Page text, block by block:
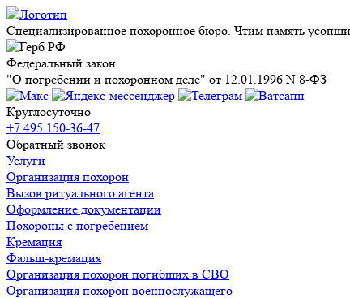
Специализированное похоронное бюро. Чтим память
Федеральный закон
"О погребении и похоронном деле" от 12.01.1996 N 8-ФЗ
Круглосуточно
+7 495 150-36-47
Обратный звонок
Услуги
Организация похорон
Вызов ритуального агента
Оформление документации
Похороны с погребением
Кремация
Фальш-кремация
Организация похорон погибших в СВО
Организация похорон военнослужащего